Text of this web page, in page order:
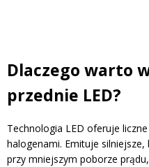
Dlaczego warto
przednie LED?
Technologia LED oferuje
halogenami. Emituje
przy mniejszym poborze